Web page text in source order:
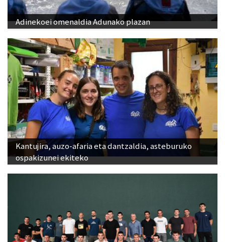
Adinekoei omenaldia Adunako plazan
Kantujira, auzo-afaria eta dantzaldia, asteburuko